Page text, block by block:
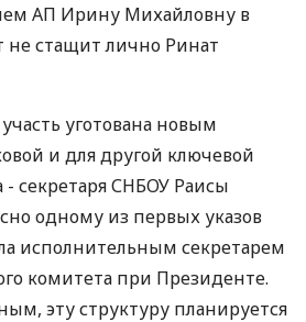
АП Ирину Михайловну в
стащит лично Ринат
уготована новым
и для другой ключевой
- секретаря СНБОУ Раисы
одному из первых указов
исполнительным секретарем
комитета при Президенте.
эту структуру планируется